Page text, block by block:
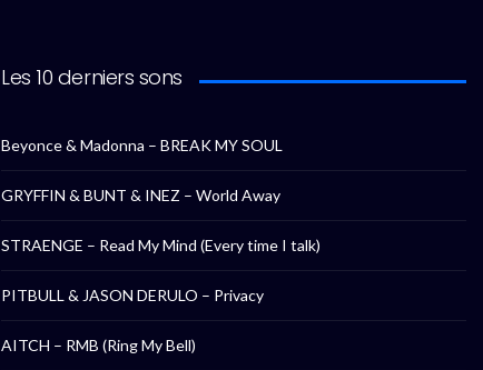
Les 10 derniers sons
Beyonce & Madonna – BREAK MY SOUL
GRYFFIN & BUNT & INEZ – World Away
STRAENGE – Read My Mind (Every time I talk)
PITBULL & JASON DERULO – Privacy
AITCH – RMB (Ring My Bell)